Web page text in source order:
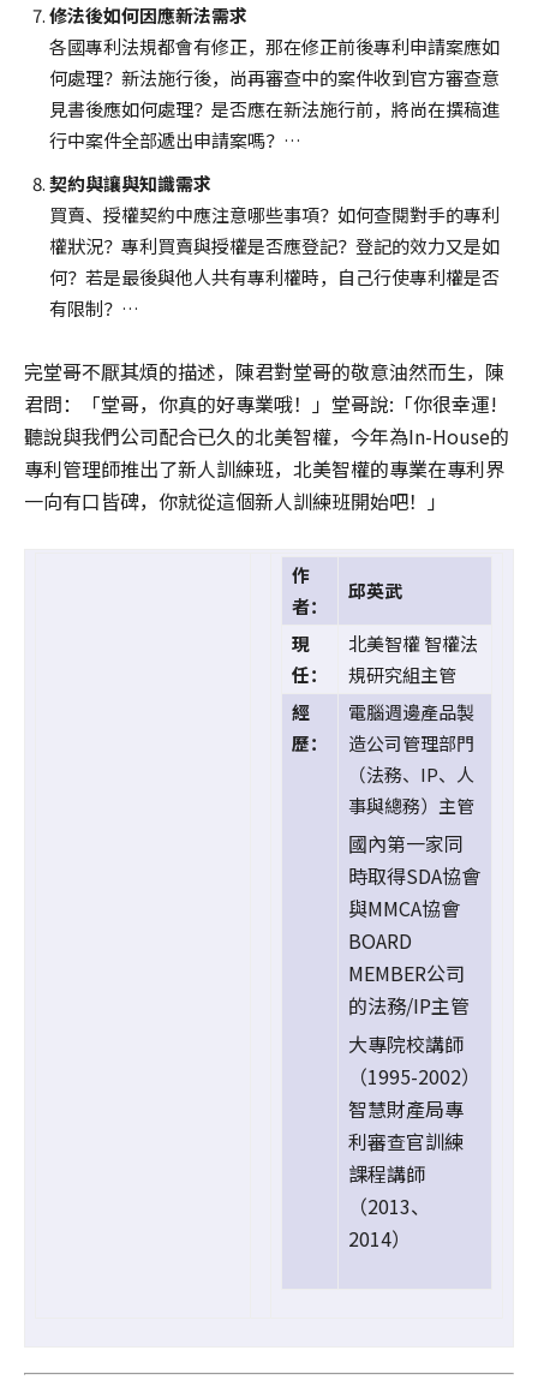
修法後如何因應新法需求
各國專利法規都會有修正，那在修正前後專利申請案應如
何處理？新法施行後，尚再審查中的案件收到官方審查意
見書後應如何處理？是否應在新法施行前，將尚在撰稿進
行中案件全部遞出申請案嗎？…
契約與讓與知識需求
買賣、授權契約中應注意哪些事項？如何查閱對手的專利
權狀況？專利買賣與授權是否應登記？登記的效力又是如
何？若是最後與他人共有專利權時，自己行使專利權是否
有限制？…
完堂哥不厭其煩的描述，陳君對堂哥的敬意油然而生，陳
君問：「堂哥，你真的好專業哦！」堂哥說:「你很幸運!
聽說與我們公司配合已久的北美智權，今年為In-House的
專利管理師推出了新人訓練班，北美智權的專業在專利界
一向有口皆碑，你就從這個新人訓練班開始吧！」
作
者：
邱英武
現
任：
北美智權 智權法
規研究組主管
經
歷：
電腦週邊產品製
造公司管理部門
（法務、IP、人
事與總務）主管
國內第一家同
時取得SDA協會
與MMCA協會
BOARD
MEMBER公司
的法務/IP主管
大專院校講師
（1995-2002）
智慧財產局專
利審查官訓練
課程講師
（2013、
2014）